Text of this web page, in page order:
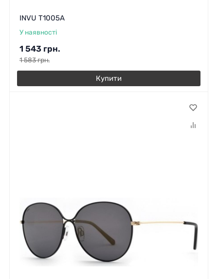
INVU T1005A
У наявності
1 543 грн.
1 583грн.
Купити